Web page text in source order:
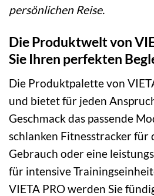
persönlichen Reise.
Die Produktwelt von
Sie Ihren perfekten
Die Produktpalette von
und bietet für jeden
Geschmack das passende
schlanken Fitnesstracker für
Gebrauch oder eine
für intensive
VIETA PRO werden Sie